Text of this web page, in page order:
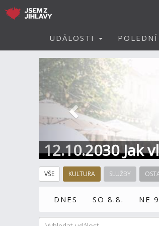
UDÁLOSTI
12.10.2030 Jak
Předchozí
VŠE KULTURA SLUŽBY
DNES SO 8.8. NE